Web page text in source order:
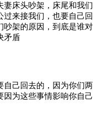
妻床头吵架，床尾和我们
来接我们，也要自己回
吵架的原因，到底是谁对
矛盾
自己回去的，因为你们两
因为这些事情影响你自己